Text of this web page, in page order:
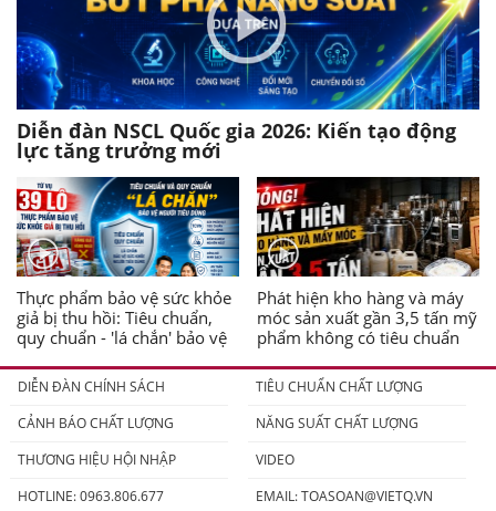
Diễn đàn NSCL Quốc gia 2026: Kiến tạo động
lực tăng trưởng mới
Thực phẩm bảo vệ sức khỏe
giả bị thu hồi: Tiêu chuẩn,
quy chuẩn - 'lá chắn' bảo vệ
Phát hiện kho hàng và máy
móc sản xuất gần 3,5 tấn mỹ
phẩm không có tiêu chuẩn
DIỄN ĐÀN CHÍNH SÁCH
TIÊU CHUẨN CHẤT LƯỢNG
CẢNH BÁO CHẤT LƯỢNG
NĂNG SUẤT CHẤT LƯỢNG
THƯƠNG HIỆU HỘI NHẬP
VIDEO
HOTLINE: 0963.806.677
EMAIL:TOASOAN@VIETQ.VN